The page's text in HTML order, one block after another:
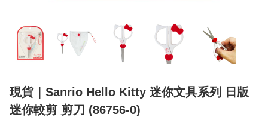
現貨｜Sanrio Hello Kitty 迷你文具系列 日版
迷你較剪 剪刀 (86756-0)